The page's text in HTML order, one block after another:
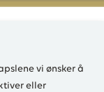
0
vi ønsker å
eller